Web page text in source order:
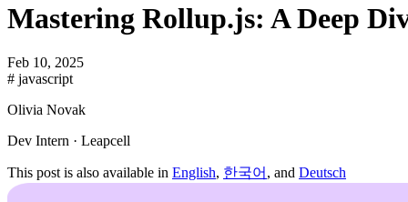
Mastering Rollup.js: A Deep
Feb 10, 2025
# javascript
Olivia Novak
Dev Intern · Leapcell
This post is also available in English, 한국어 , and Deutsch